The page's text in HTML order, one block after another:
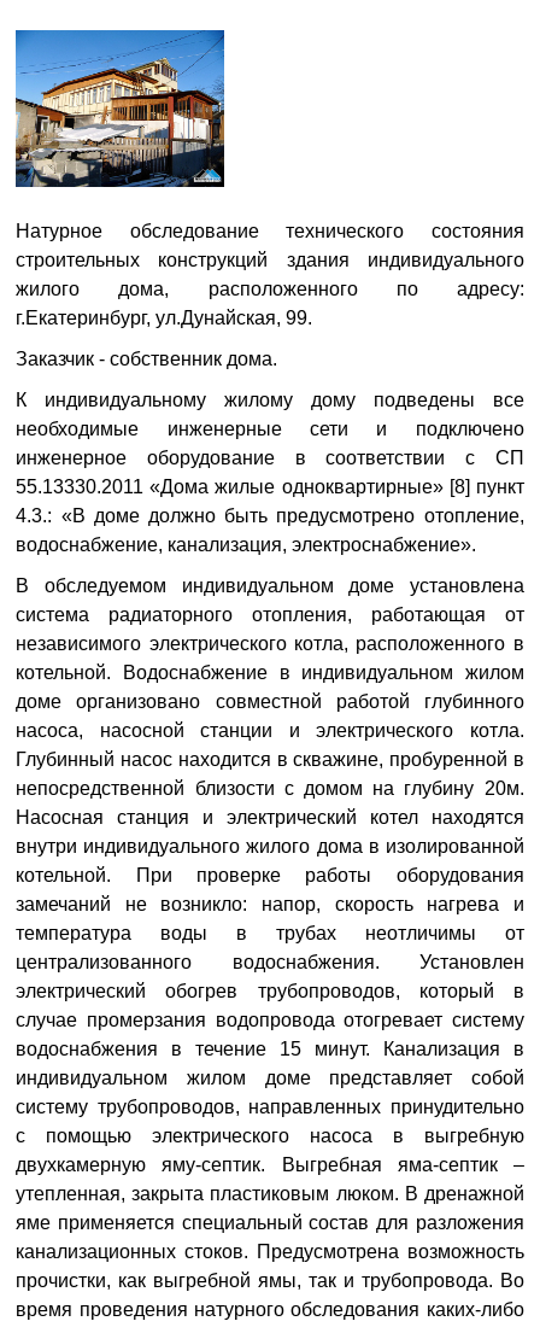
Натурное обследование технического состояния
строительных конструкций здания индивидуального
жилого дома, расположенного по адресу:
г.Екатеринбург, ул.Дунайская, 99.
Заказчик - собственник дома.
К индивидуальному жилому дому подведены все
необходимые инженерные сети и подключено
инженерное оборудование в соответствии с СП
55.13330.2011 «Дома жилые одноквартирные» [8] пункт
4.3.: «В доме должно быть предусмотрено отопление,
водоснабжение, канализация, электроснабжение».
В обследуемом индивидуальном доме установлена
система радиаторного отопления, работающая от
независимого электрического котла, расположенного в
котельной. Водоснабжение в индивидуальном жилом
доме организовано совместной работой глубинного
насоса, насосной станции и электрического котла.
Глубинный насос находится в скважине, пробуренной в
непосредственной близости с домом на глубину 20м.
Насосная станция и электрический котел находятся
внутри индивидуального жилого дома в изолированной
котельной. При проверке работы оборудования
замечаний не возникло: напор, скорость нагрева и
температура воды в трубах неотличимы от
централизованного водоснабжения. Установлен
электрический обогрев трубопроводов, который в
случае промерзания водопровода отогревает систему
водоснабжения в течение 15 минут. Канализация в
индивидуальном жилом доме представляет собой
систему трубопроводов, направленных принудительно
с помощью электрического насоса в выгребную
двухкамерную яму-септик. Выгребная яма-септик –
утепленная, закрыта пластиковым люком. В дренажной
яме применяется специальный состав для разложения
канализационных стоков. Предусмотрена возможность
прочистки, как выгребной ямы, так и трубопровода. Во
время проведения натурного обследования каких-либо